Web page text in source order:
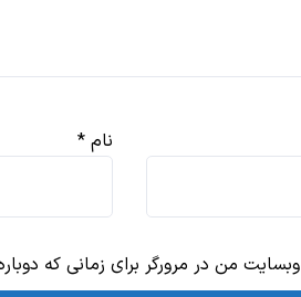
نام *
من در مرورگر برای زمانی که